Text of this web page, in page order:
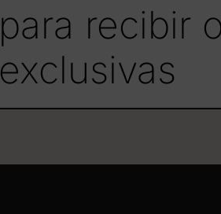
para recibir
exclusivas